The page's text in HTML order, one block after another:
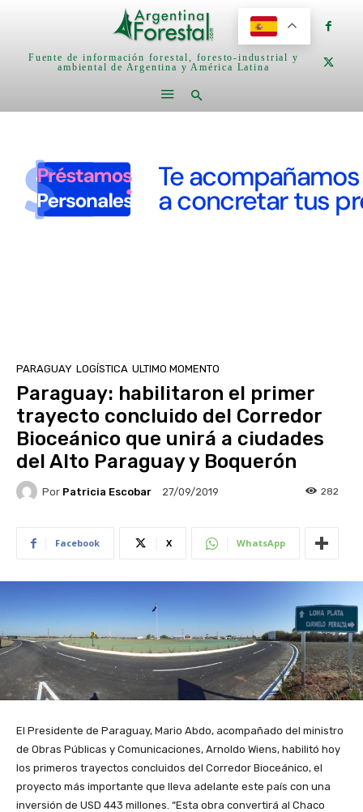
Fuente de información forestal, foresto-industrial y
ambiental de Argentina y América Latina
PARAGUAY LOGÍSTICA ULTIMO MOMENTO
Paraguay: habilitaron el primer
trayecto concluido del Corredor
Bioceánico que unirá a ciudades
del Alto Paraguay y Boquerón
Por Patricia Escobar 27/09/2019 282
Facebook X WhatsApp
El Presidente de Paraguay, Mario Abdo, acompañado del ministro
de Obras Públicas y Comunicaciones, Arnoldo Wiens, habilitó hoy
los primeros trayectos concluidos del Corredor Bioceánico, el
proyecto más importante que lleva adelante este país con una
inversión de USD 443 millones. “Esta obra convertirá al Chaco